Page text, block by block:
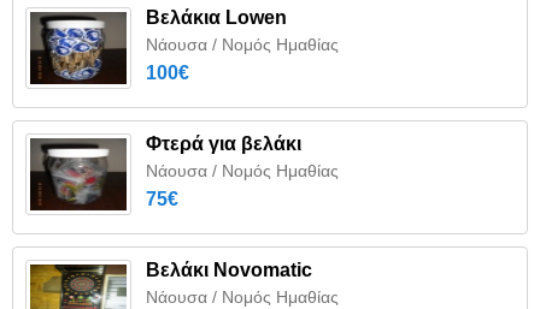
Βελάκια Lowen
Νάουσα / Νομός Ημαθίας
100€
Φτερά για βελάκι
Νάουσα / Νομός Ημαθίας
75€
Βελάκι Novomatic
Νάουσα / Νομός Ημαθίας